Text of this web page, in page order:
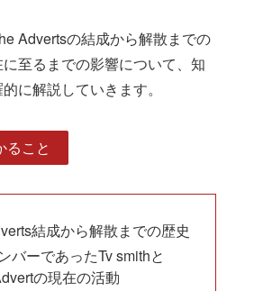
Advertsの結成から解散までの
至るまでの影響について、知
に解説していきます。
ること
結成から解散までの歴史
バーであったTv smithと
の現在の活動